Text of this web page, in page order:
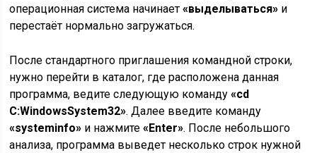
операционная система начинает«выделываться» и
перестаёт нормально загружаться.
После стандартного приглашения командной строки,
нужно перейти в каталог, где расположена данная
программа, ведите следующую команду«cd
C:WindowsSystem32». Далее введите команду
«systeminfo» и нажмите«Enter». После небольшого
анализа, программа выведет несколько строк нужной